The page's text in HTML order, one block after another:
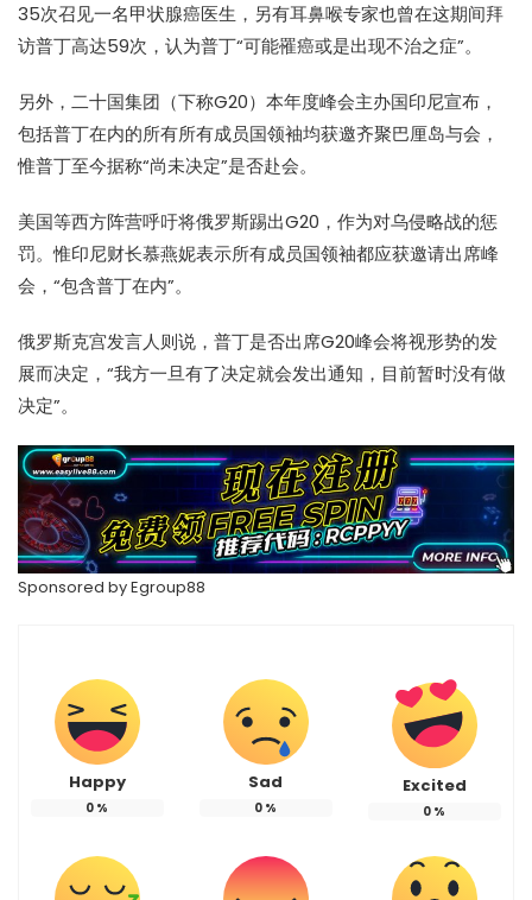
35次召见一名甲状腺癌医生，另有耳鼻喉专家也曾在这期间拜
访普丁高达59次，认为普丁“可能罹癌或是出现不治之症”。
另外，二十国集团（下称G20）本年度峰会主办国印尼宣布，
包括普丁在内的所有所有成员国领袖均获邀齐聚巴厘岛与会，
惟普丁至今据称“尚未决定”是否赴会。
美国等西方阵营呼吁将俄罗斯踢出G20，作为对乌侵略战的惩
罚。惟印尼财长慕燕妮表示所有成员国领袖都应获邀请出席峰
会，“包含普丁在内”。
俄罗斯克宫发言人则说，普丁是否出席G20峰会将视形势的发
展而决定，“我方一旦有了决定就会发出通知，目前暂时没有做
决定”。
Sponsored by Egroup88
Happy
0 %
Sad
0 %
Excited
0 %